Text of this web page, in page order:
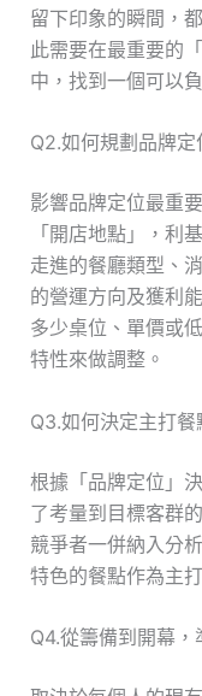
留下印象的瞬間，
此需要在最重要的
中，找到一個可以
Q2.如何規劃品牌定
影響品牌定位最重
「開店地點」，利
走進的餐廳類型、
的營運方向及獲利
多少桌位、單價或
特性來做調整。
Q3.如何決定主打餐
根據「品牌定位」
了考量到目標客群
競爭者一併納入分
特色的餐點作為主
Q4.從籌備到開幕，